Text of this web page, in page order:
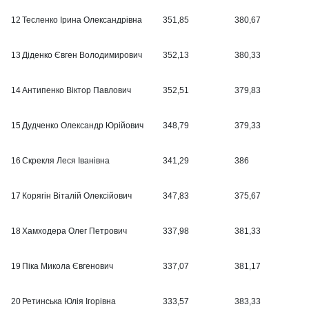
12 Тесленко Ірина Олександрівна 351,85 380,67
13 Діденко Євген Володимирович 352,13 380,33
14Антипенко Віктор Павлович 352,51 379,83
15Дудченко Олександр Юрійович 348,79 379,33
16 Скрекля Леся Іванівна 341,29 386
17 Корягін Віталій Олексійович 347,83 375,67
18Хамходера Олег Петрович 337,98 381,33
19 Піка Микола Євгенович 337,07 381,17
20 Ретинська Юлія Ігорівна 333,57 383,33